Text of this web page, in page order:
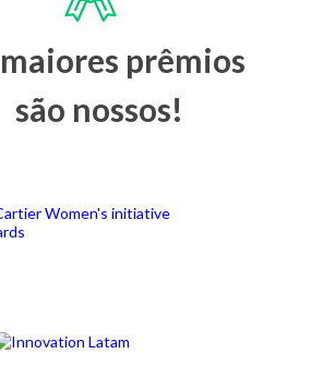
prêmios
são nossos!